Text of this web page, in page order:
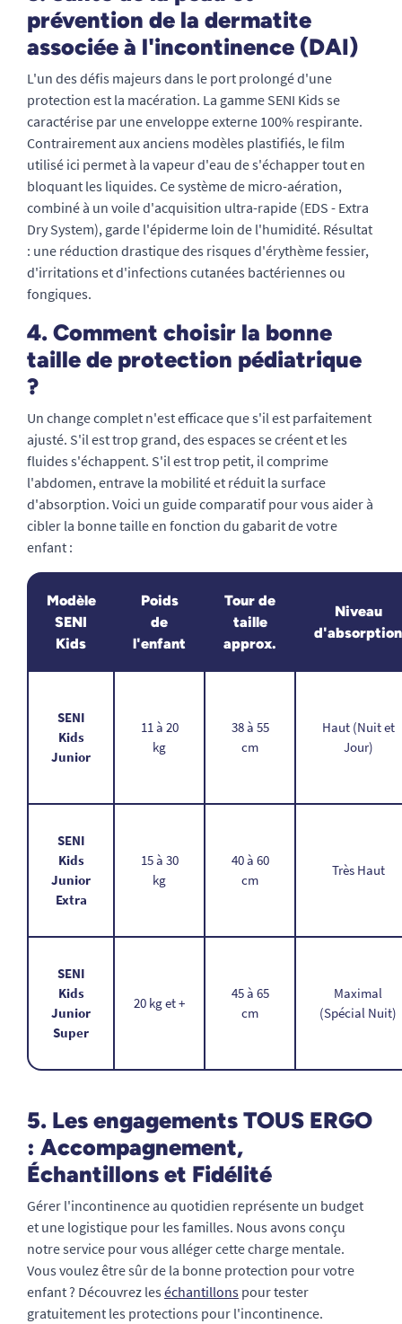
prévention de la dermatite
associée à l'incontinence (DAI)
L'un des défis majeurs dans le port prolongé d'une
protection est la macération. La gamme SENI Kids se
caractérise par une enveloppe externe 100% respirante.
Contrairement aux anciens modèles plastifiés, le film
utilisé ici permet à la vapeur d'eau de s'échapper tout en
bloquant les liquides. Ce système de micro-aération,
combiné à un voile d'acquisition ultra-rapide (EDS - Extra
Dry System), garde l'épiderme loin de l'humidité. Résultat
: une réduction drastique des risques d'érythème fessier,
d'irritations et d'infections cutanées bactériennes ou
fongiques.
4. Comment choisir la bonne
taille de protection pédiatrique
?
Un change complet n'est efficace que s'il est parfaitement
ajusté. S'il est trop grand, des espaces se créent et les
fluides s'échappent. S'il est trop petit, il comprime
l'abdomen, entrave la mobilité et réduit la surface
d'absorption. Voici un guide comparatif pour vous aider à
cibler la bonne taille en fonction du gabarit de votre
enfant :
Modèle
SENI
Kids
Poids
de
l'enfant
Tour de
taille
approx.
Niveau
d'absorption
SENI
Kids
Junior
11 à 20
kg
38 à 55
cm
Haut (Nuit et
Jour)
SENI
Kids
Junior
Extra
15 à 30
kg
40 à 60
cm
Très Haut
SENI
Kids
Junior
Super
20 kg et +
45 à 65
cm
Maximal
(Spécial Nuit)
5. Les engagements TOUS ERGO
: Accompagnement,
Échantillons et Fidélité
Gérer l'incontinence au quotidien représente un budget
et une logistique pour les familles. Nous avons conçu
notre service pour vous alléger cette charge mentale.
Vous voulez être sûr de la bonne protection pour votre
enfant ? Découvrez les échantillons pour tester
gratuitement les protections pour l'incontinence.